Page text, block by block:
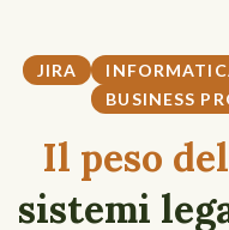
JIRA
BUSINESS
Il peso
sistemi